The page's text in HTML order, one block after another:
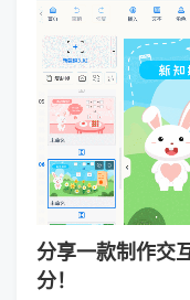
分享一款制作交
分！